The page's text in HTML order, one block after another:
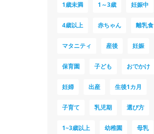
1歳未満 1～3歳 妊娠中
4歳以上 赤ちゃん 離乳食
マタニティ 産後 妊娠
保育園 子ども おでかけ
妊婦 出産 生後1カ月
子育て 乳児期 選び方
1~3歳以上 幼稚園 母乳